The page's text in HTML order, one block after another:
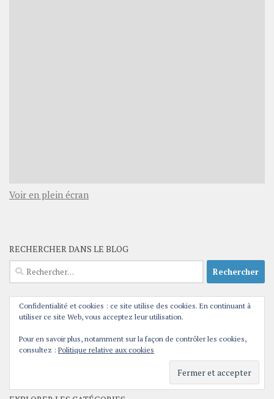
Voir en plein écran
RECHERCHER DANS LE BLOG
Rechercher :
FLUX RSS
RSS - Articles
RSS - Commentaires
Confidentialité et cookies : ce site utilise des cookies. En continuant à
utiliser ce site Web, vous acceptez leur utilisation.
Pour en savoir plus, notamment sur la façon de contrôler les cookies,
consultez : Politique relative aux cookies